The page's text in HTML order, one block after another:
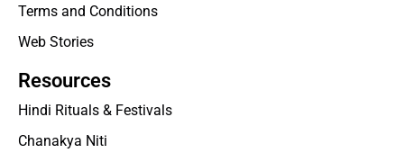
Terms and Conditions
Web Stories
Resources
Hindi Rituals & Festivals
Chanakya Niti